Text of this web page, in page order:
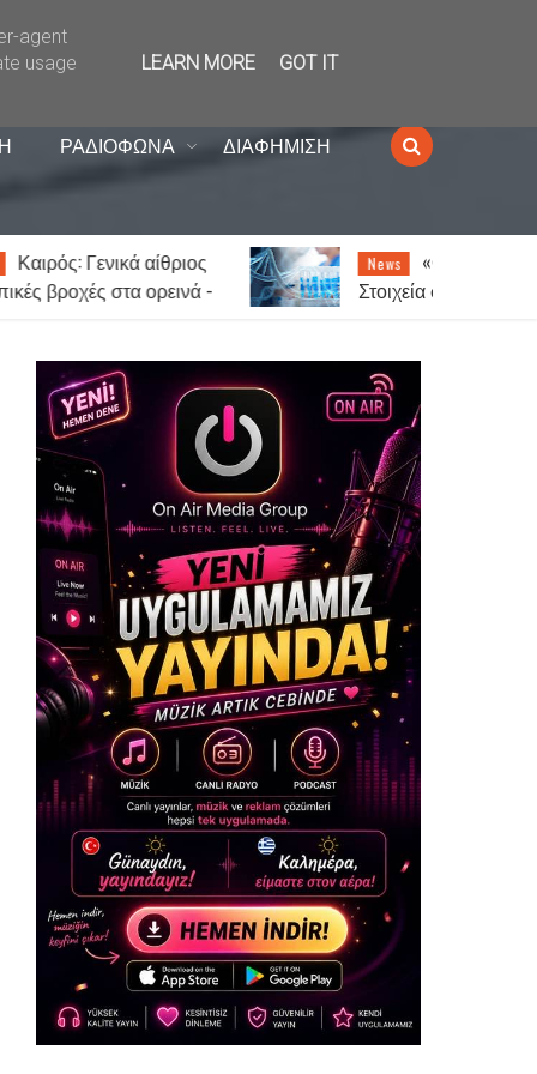
ΡΑΔΙΟΦΩΝΑ ΔΙΑΦΗΜΙΣΗ
News
«Θερίζει» ο καρκίνος –
Στοιχεία σοκ: Ένας στους πέντε
agent
usage
LEARN MORE GOT IT